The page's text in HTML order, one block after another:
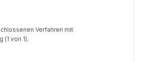
Verfahren mit
(1 von 1).